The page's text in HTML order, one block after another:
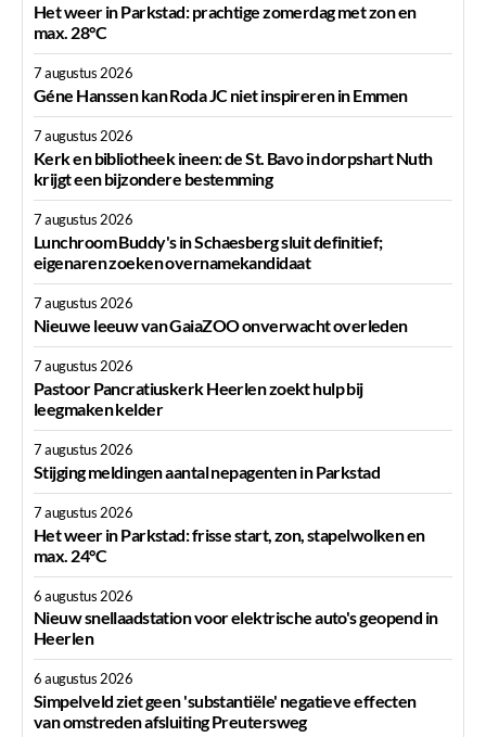
Het weer in Parkstad: prachtige zomerdag met zon en
max. 28°C
7 augustus 2026
Géne Hanssen kan Roda JC niet inspireren in Emmen
7 augustus 2026
Kerk en bibliotheek ineen: de St. Bavo in dorpshart Nuth
krijgt een bijzondere bestemming
7 augustus 2026
Lunchroom Buddy's in Schaesberg sluit definitief;
eigenaren zoeken overnamekandidaat
7 augustus 2026
Nieuwe leeuw van GaiaZOO onverwacht overleden
7 augustus 2026
Pastoor Pancratiuskerk Heerlen zoekt hulp bij
leegmaken kelder
7 augustus 2026
Stijging meldingen aantal nepagenten in Parkstad
7 augustus 2026
Het weer in Parkstad: frisse start, zon, stapelwolken en
max. 24°C
6 augustus 2026
Nieuw snellaadstation voor elektrische auto's geopend in
Heerlen
6 augustus 2026
Simpelveld ziet geen 'substantiële' negatieve effecten
van omstreden afsluiting Preutersweg